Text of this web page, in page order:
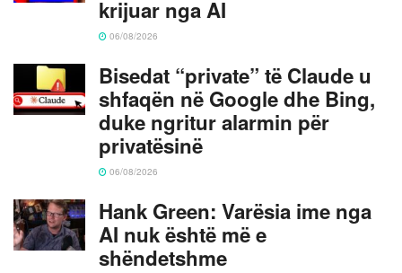
krijuar nga AI
06/08/2026
Bisedat “private” të Claude u
shfaqën në Google dhe Bing,
duke ngritur alarmin për
privatësinë
06/08/2026
Hank Green: Varësia ime nga
AI nuk është më e
shëndetshme